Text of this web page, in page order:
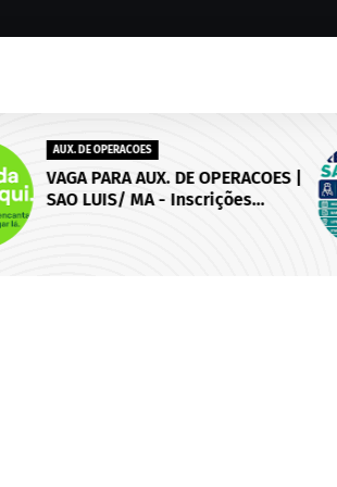
AUX. DE OPERACOES
VAGA PARA AUX. DE OPERACOES |
SAO LUIS/ MA - Inscrições
abertas até 18 de setembro de